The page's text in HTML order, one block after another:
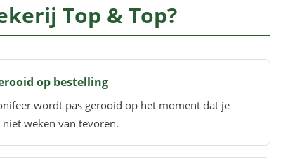
Top & Top?
op bestelling
wordt pas gerooid op het moment dat je
niet weken van tevoren.